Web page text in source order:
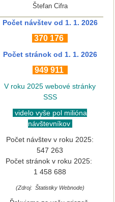
Štefan Cifra
Počet návštev od 1. 1. 2026
370 176
Počet stránok od 1. 1. 2026
949 911
V roku 2025 webové stránky
SSS
videlo vyše pol milióna
návštevníkov
Počet návštev v roku 2025:
547 263
Počet stránok v roku 2025:
1 458 688
(Zdroj: Štatistiky Webnode)